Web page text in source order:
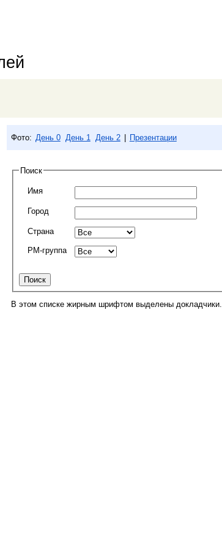
Фото: День 0 День 1 День 2 Презентации
Поиск
Имя
Город
Страна
PM-группа
В этом списке жирным шрифтом выделены докладчики.